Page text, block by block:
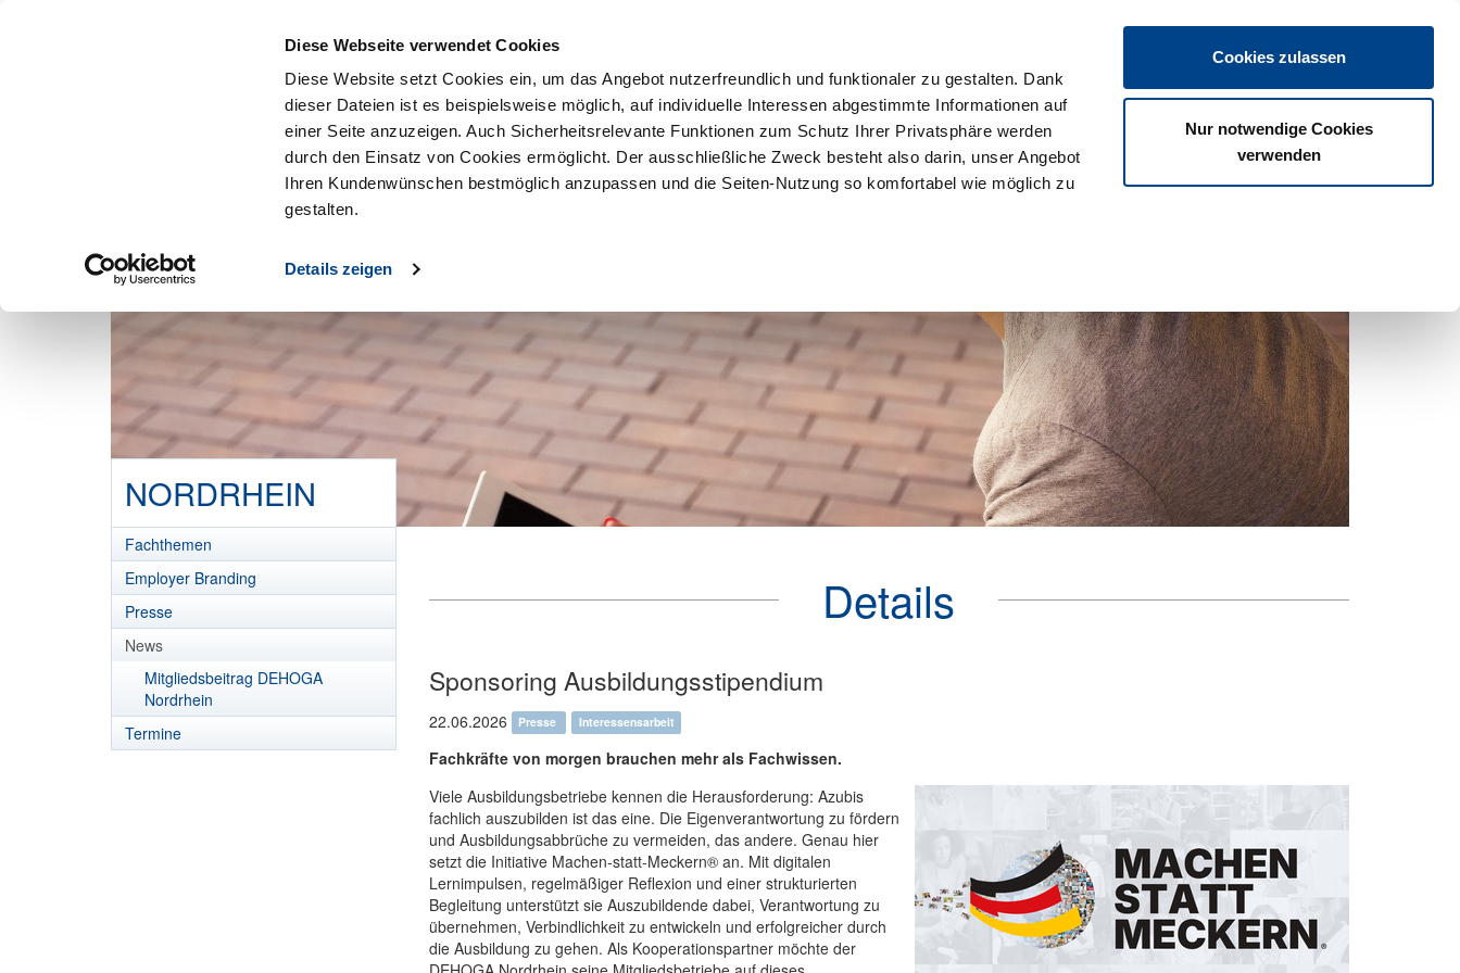
Diese Webseite verwendet Cookies
Diese Website setzt Cookies ein, um das Angebot nutzerfreundlich und funktionaler zu gestalten. Dank
dieser Dateien ist es beispielsweise möglich, auf individuelle Interessen abgestimmte Informationen auf
einer Seite anzuzeigen. Auch Sicherheitsrelevante Funktionen zum Schutz Ihrer Privatsphäre werden
durch den Einsatz von Cookies ermöglicht. Der ausschließliche Zweck besteht also darin, unser Angebot
Ihren Kundenwünschen bestmöglich anzupassen und die Seiten-Nutzung so komfortabel wie möglich zu
gestalten.
Details zeigen
Cookies zulassen
Nur notwendige Cookies
verwenden
Login
Vorteile Über uns Veranstaltungen Download Termine
NORDRHEIN
Fachthemen
Employer Branding
Presse
News
Mitgliedsbeitrag DEHOGA
Nordrhein
Termine
Details
Sponsoring Ausbildungsstipendium
22.06.2026 Presse Interessensarbeit
Fachkräfte von morgen brauchen mehr als Fachwissen.
Viele Ausbildungsbetriebe kennen die Herausforderung: Azubis
fachlich auszubilden ist das eine. Die Eigenverantwortung zu fördern
und Ausbildungsabbrüche zu vermeiden, das andere. Genau hier
setzt die Initiative Machen-statt-Meckern® an. Mit digitalen
Lernimpulsen, regelmäßiger Reflexion und einer strukturierten
Begleitung unterstützt sie Auszubildende dabei, Verantwortung zu
übernehmen, Verbindlichkeit zu entwickeln und erfolgreicher durch
die Ausbildung zu gehen. Als Kooperationspartner möchte der